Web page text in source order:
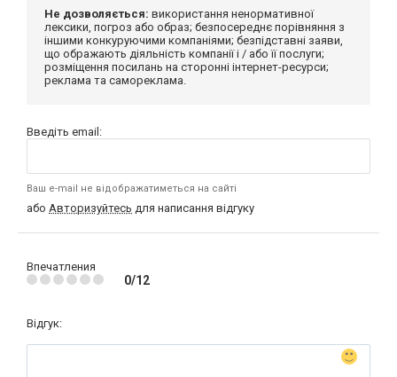
Не дозволяється: використання ненормативної
лексики, погроз або образ; безпосереднє порівняння з
іншими конкуруючими компаніями; безпідставні заяви,
що ображають діяльність компанії і / або її послуги;
розміщення посилань на сторонні інтернет-ресурси;
реклама та самореклама.
Введіть email:
Ваш e-mail не відображатиметься на сайті
або Авторизуйтесь для написання відгуку
Впечатления
0/12
Відгук: